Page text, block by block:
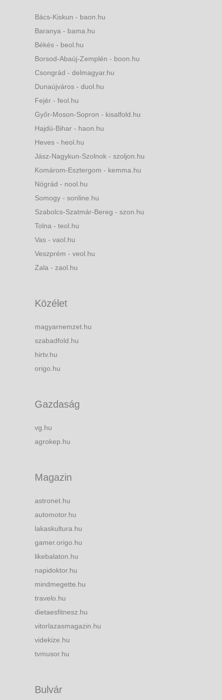
Bács-Kiskun - baon.hu
Baranya - bama.hu
Békés - beol.hu
Borsod-Abaúj-Zemplén - boon.hu
Csongrád - delmagyar.hu
Dunaújváros - duol.hu
Fejér - feol.hu
Győr-Moson-Sopron - kisalfold.hu
Hajdú-Bihar - haon.hu
Heves - heol.hu
Jász-Nagykun-Szolnok - szoljon.hu
Komárom-Esztergom - kemma.hu
Nógrád - nool.hu
Somogy - sonline.hu
Szabolcs-Szatmár-Bereg - szon.hu
Tolna - teol.hu
Vas - vaol.hu
Veszprém - veol.hu
Zala - zaol.hu
Közélet
magyarnemzet.hu
szabadfold.hu
hirtv.hu
origo.hu
Gazdaság
vg.hu
agrokep.hu
Magazin
astronet.hu
automotor.hu
lakaskultura.hu
gamer.origo.hu
likebalaton.hu
napidoktor.hu
mindmegette.hu
travelo.hu
dietaesfitnesz.hu
vitorlazasmagazin.hu
videkize.hu
tvmusor.hu
Bulvár